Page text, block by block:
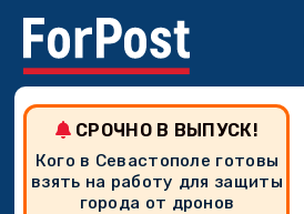
СРОЧНО В ВЫПУСК!
Кого в Севастополе готовы
взять на работу для защиты
города от дронов